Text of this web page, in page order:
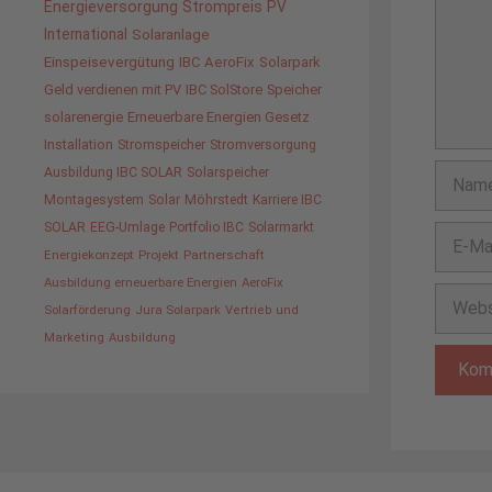
Mail-
Energieversorgung Strompreis PV
International Solaranlage
Einspeisevergütung IBC AeroFix Solarpark
Geld verdienen mit PV IBC SolStore Speicher
solarenergie Erneuerbare Energien Gesetz
Installation Stromspeicher Stromversorgung
Ausbildung IBC SOLAR Solarspeicher
Montagesystem Solar Möhrstedt Karriere IBC
SOLAR EEG-Umlage Portfolio IBC Solarmarkt
Energiekonzept Projekt Partnerschaft
Ausbildung erneuerbare Energien AeroFix
Solarförderung Jura Solarpark Vertrieb und
Marketing Ausbildung